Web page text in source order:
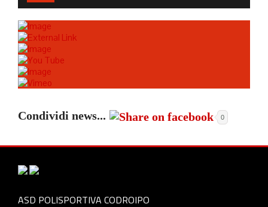
Condividi news... 0
ASD POLISPORTIVA CODROIPO